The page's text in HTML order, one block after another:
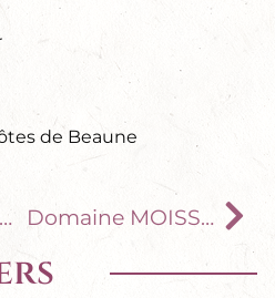
de Beaune
Domaine DE SUREMAIN Domaine MOISSENET-BONNARD